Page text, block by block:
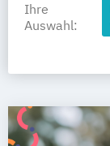
Ihre
Auswahl: